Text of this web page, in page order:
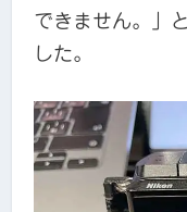
できません。」
した。